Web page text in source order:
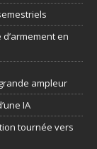
en
ampleur
IA
tournée vers